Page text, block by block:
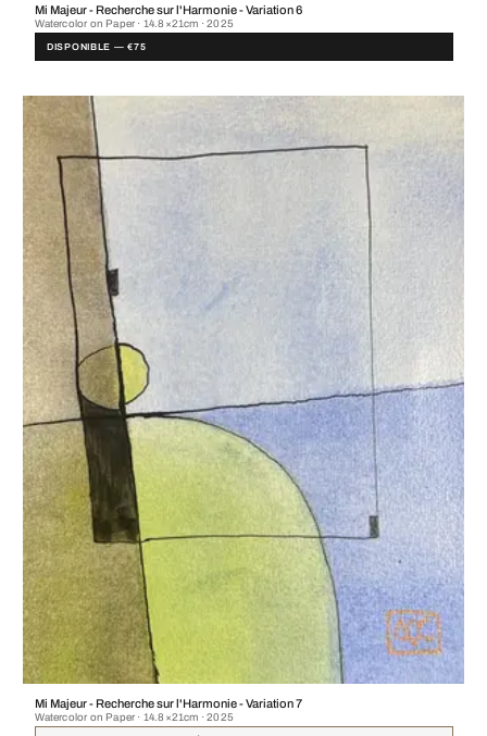
Mi Majeur - Recherche sur l'Harmonie - Variation 6
Watercolor on Paper · 14.8×21cm · 2025
DISPONIBLE — €75
Mi Majeur - Recherche sur l'Harmonie - Variation 7
Watercolor on Paper · 14.8×21cm · 2025